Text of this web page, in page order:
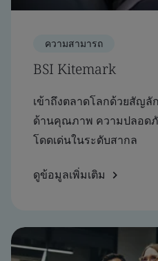
ความสามารถ
BSI Kitemark
เข้าถึงตลาดโลกด้วยสัญ
ด้านคุณภาพ ความปลอด
โดดเด่นในระดับสากล
ดูข้อมูลเพิ่มเติม